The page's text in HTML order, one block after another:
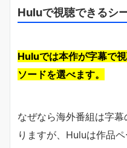
Huluで視聴できるシ
Huluでは本作が字幕で
ソードを選べます。
なぜなら海外番組は字
りますが、Huluは作品